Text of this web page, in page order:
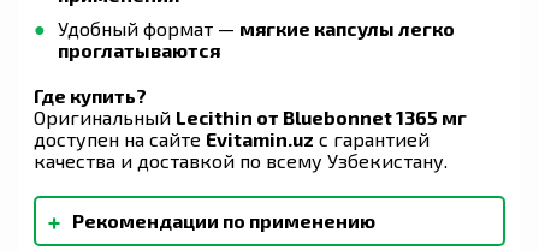
Удобный формат — мягкие капсулы легко
проглатываются
Где купить?
Оригинальный Lecithin от Bluebonnet 1365 мг
доступен на сайте Evitamin.uz с гарантией
качества и доставкой по всему Узбекистану.
+ Рекомендации по применению